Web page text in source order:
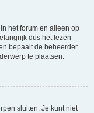
het forum en alleen op
dus het lezen
bepaalt de beheerder
te plaatsen.
sluiten. Je kunt niet